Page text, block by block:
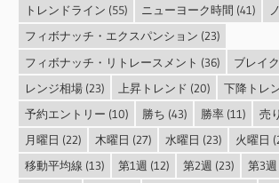
トレンドライン (55) ニューヨーク時間 (41)
フィボナッチ・エクスパンション (23)
フィボナッチ・リトレースメント (36) ブレイク
レンジ相場(23) 上昇トレンド (20) 下降トレ
予約エントリー (10) 勝ち (43) 勝率(11) 売
月曜日 (22) 木曜日 (27) 水曜日 (23) 火曜日
移動平均線 (13) 第1週 (12) 第2週 (23) 第3週